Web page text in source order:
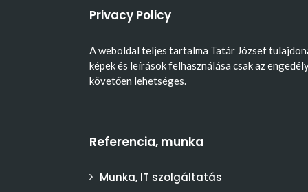
Privacy Policy
A weboldal teljes tartalma Tatár József
képek és leírások felhasználása csak az
követően lehetséges.
Referencia, munka
Munka, IT szolgáltatás